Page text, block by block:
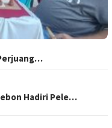
Hadiri Pele…